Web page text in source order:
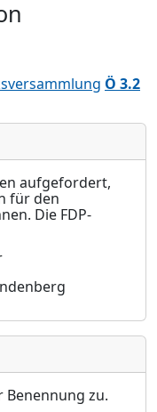
Ö 3.2
aufgefordert,
für den
Die FDP-
Benennung zu.